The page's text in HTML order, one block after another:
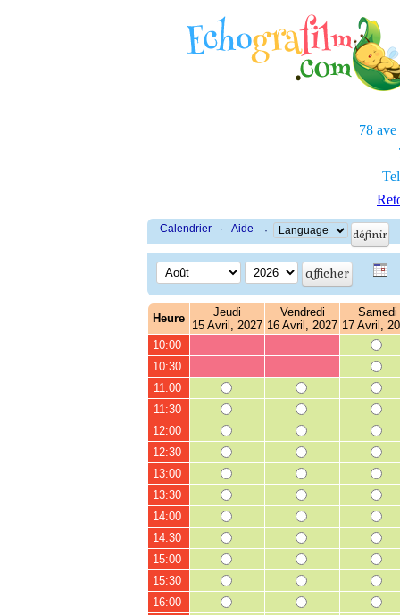
78 ave
Calendrier · Aide ·
Heure
Jeudi
15 Avril, 2027
Vendredi
16 Avril, 2027
Samedi
17 Avril,
10:00
10:30
11:00
11:30
12:00
12:30
13:00
13:30
14:00
14:30
15:00
15:30
16:00